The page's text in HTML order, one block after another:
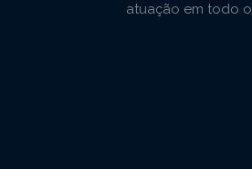
atuação em todo